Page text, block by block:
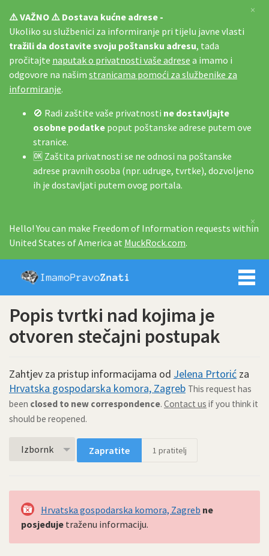
⚠️ VAŽNO ⚠️ Dostava kućne adrese -
Ukoliko su službenici za informiranje pri tijelu javne vlasti
tražili da dostavite svoju poštansku adresu, tada
pročitajte naputak o privatnosti vaše adrese a imamo i
odgovore na našim stranicama pomoći za službenike za
informiranje.
🚫 Radi zaštite vaše privatnosti ne dostavljajte
osobne podatke poput poštanske adrese putem ove
stranice.
🆗 Zaštita privatnosti se ne odnosi na poštanske
adrese pravnih osoba (npr. udruge, tvrtke), dozvoljeno
ih je dostavljati putem ovog portala.
×
Hello! You can make Freedom of Information requests within
United States of America at MuckRock.com.
×
Imamo
Popis tvrtki nad kojima je
otvoren stečajni postupak
Zahtjev za pristup informacijama od Jelena Prtorić za
Hrvatska gospodarska komora, Zagreb This request has
been closed to new correspondence. Contact us if you think it
should be reopened.
Izbornk Zapratite 1 pratitelj
Hrvatska gospodarska komora, Zagreb ne
posjeduje traženu informaciju.